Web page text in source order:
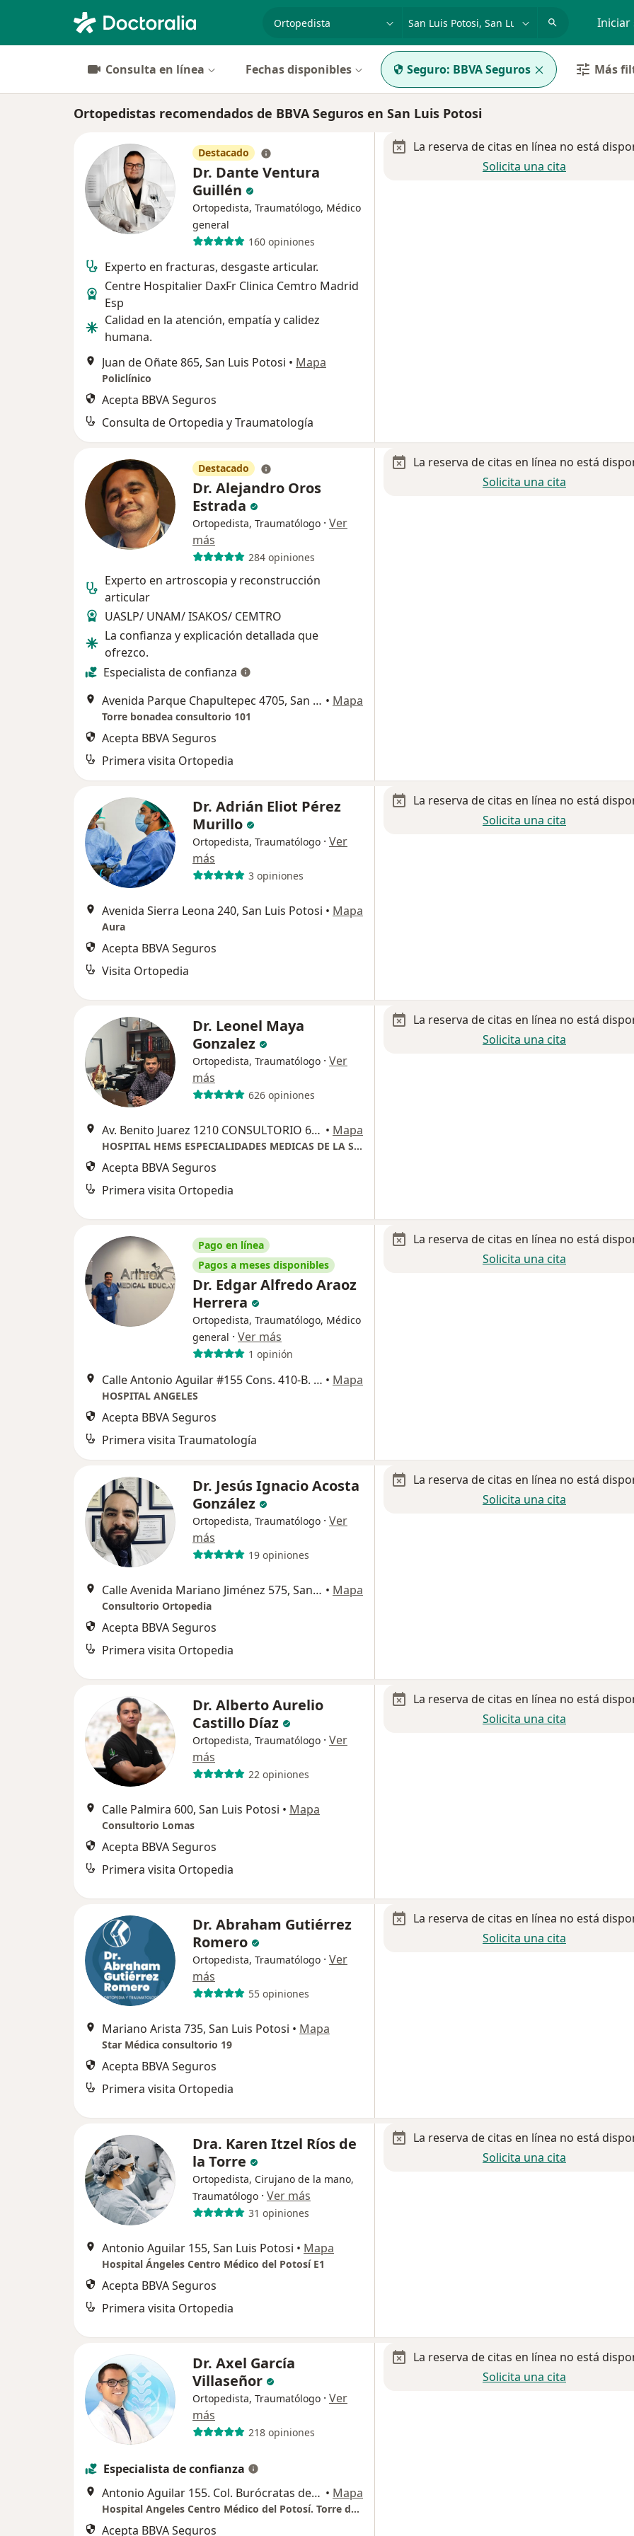
Iniciar
Consulta en línea Fechas disponibles Seguro: BBVA Seguros Más
Ortopedistas recomendados de BBVA Seguros en San Luis Potosi
Destacado
Dr. Dante Ventura
Guillén
Ortopedista, Traumatólogo, Médico
general
160 opiniones
Experto en fracturas, desgaste articular.
Centre Hospitalier DaxFr Clinica Cemtro Madrid
Esp
Calidad en la atención, empatía y calidez
humana.
Juan de Oñate 865, San Luis Potosi • Mapa
Policlínico
Acepta BBVA Seguros
Consulta de Ortopedia y Traumatología
La reserva de citas en línea no está
Solicita una cita
Destacado
Dr. Alejandro Oros
Estrada
Ortopedista, Traumatólogo · Ver
más
284 opiniones
Experto en artroscopia y reconstrucción
articular
UASLP/ UNAM/ ISAKOS/ CEMTRO
La confianza y explicación detallada que
ofrezco.
Especialista de confianza
Avenida Parque Chapultepec 4705, San Luis Potosi • Mapa
Torre bonadea consultorio 101
Acepta BBVA Seguros
Primera visita Ortopedia
La reserva de citas en línea no está
Solicita una cita
Dr. Adrián Eliot Pérez
Murillo
Ortopedista, Traumatólogo · Ver
más
3 opiniones
Avenida Sierra Leona 240, San Luis Potosi • Mapa
Aura
Acepta BBVA Seguros
Visita Ortopedia
La reserva de citas en línea no está
Solicita una cita
Dr. Leonel Maya
Gonzalez
Ortopedista, Traumatólogo · Ver
más
626 opiniones
Av. Benito Juarez 1210 CONSULTORIO 610, San Luis Potosi • Mapa
HOSPITAL HEMS ESPECIALIDADES MEDICAS DE LA SALUD
Acepta BBVA Seguros
Primera visita Ortopedia
La reserva de citas en línea no está
Solicita una cita
Pago en línea
Pagos a meses disponibles
Dr. Edgar Alfredo Araoz
Herrera
Ortopedista, Traumatólogo, Médico
general · Ver más
1 opinión
Calle Antonio Aguilar #155 Cons. 410-B. Col. Burocratas del Estado, San Luis Potosi • Mapa
HOSPITAL ANGELES
Acepta BBVA Seguros
Primera visita Traumatología
La reserva de citas en línea no está
Solicita una cita
Dr. Jesús Ignacio Acosta
González
Ortopedista, Traumatólogo · Ver
más
19 opiniones
Calle Avenida Mariano Jiménez 575, San Luis Potosi • Mapa
Consultorio Ortopedia
Acepta BBVA Seguros
Primera visita Ortopedia
La reserva de citas en línea no está
Solicita una cita
Dr. Alberto Aurelio
Castillo Díaz
Ortopedista, Traumatólogo · Ver
más
22 opiniones
Calle Palmira 600, San Luis Potosi • Mapa
Consultorio Lomas
Acepta BBVA Seguros
Primera visita Ortopedia
La reserva de citas en línea no está
Solicita una cita
Dr. Abraham Gutiérrez
Romero
Ortopedista, Traumatólogo · Ver
más
55 opiniones
Mariano Arista 735, San Luis Potosi • Mapa
Star Médica consultorio 19
Acepta BBVA Seguros
Primera visita Ortopedia
La reserva de citas en línea no está
Solicita una cita
Dra. Karen Itzel Ríos de
la Torre
Ortopedista, Cirujano de la mano,
Traumatólogo · Ver más
31 opiniones
Antonio Aguilar 155, San Luis Potosi • Mapa
Hospital Ángeles Centro Médico del Potosí E1
Acepta BBVA Seguros
Primera visita Ortopedia
La reserva de citas en línea no está
Solicita una cita
Dr. Axel García
Villaseñor
Ortopedista, Traumatólogo · Ver
más
218 opiniones
Especialista de confianza
Antonio Aguilar 155. Col. Burócratas de Estado., San Luis Potosi • Mapa
Hospital Angeles Centro Médico del Potosí. Torre de Especialidades Médicas. Segundo piso. Consultorio 220.
Acepta BBVA Seguros
La reserva de citas en línea no está
Solicita una cita